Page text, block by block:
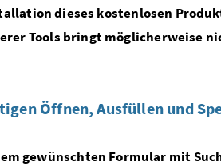
dieses kostenlosen
Tools bringt möglicherweise
Öffnen, Ausfüllen und
gewünschten Formular mit